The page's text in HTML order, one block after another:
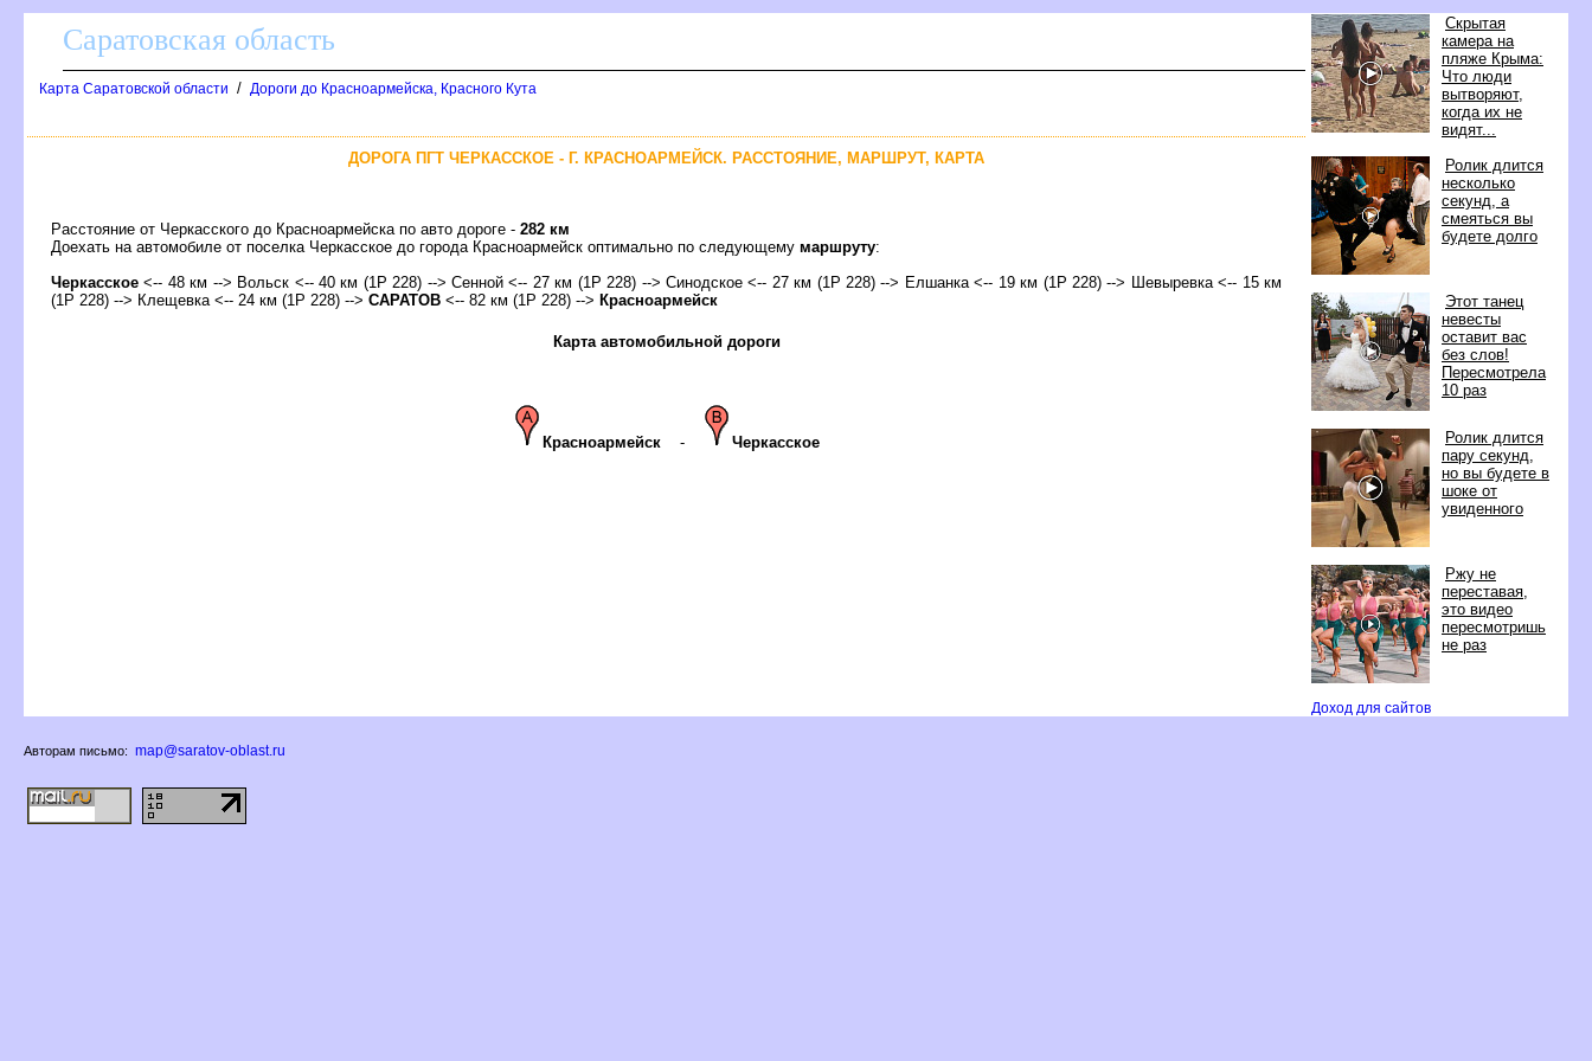
Скрытая
камера на
пляже Крыма:
Что люди
ытворяют,
когда их не
идят...
Ролик длится
несколько
секунд, а
смеяться вы
удете долго
Этот танец
невесты
оставит вас
ез слов!
Пересмотрела
10 раз
Ролик длится
пару секунд,
но вы будете
шоке от
увиденного
Ржу не
переставая,
это видео
пересмотришь
не раз
Доход для сайто
Саратовская область
Карта Саратовской области / Дороги до Красноармейска, Красного Кута
ДОРОГА ПГТ ЧЕРКАССКОЕ - Г. КРАСНОАРМЕЙСК. РАССТОЯНИЕ, МАРШРУТ, КАРТА
Расстояние от Черкасского до Красноармейска по авто дороге - 282 км
Доехать на автомобиле от поселка Черкасское до города Красноармейск оптимально по следующему маршруту:
Черкасское <-- 48 км --> ольск <-- 40 км (1Р 228) --> Сенной <-- 27 км (1Р 228) --> Синодское <-- 27 км (1Р 228) --> Елшанка <-- 19 км (1Р 228) --> Шевыревка <-- 15 км
(1Р 228) --> Клещевка <-- 24 км (1Р 228) --> САРАТО <-- 82 км (1Р 228) --> Красноармейск
Карта автомобильной дороги
Красноармейск- Черкасское
Авторам письмо: map@saratov-oblast.ru